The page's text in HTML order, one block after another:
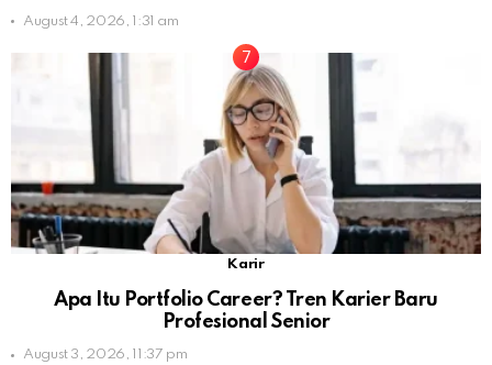
August 4, 2026, 1:31 am
Karir
Apa Itu Portfolio Career? Tren Karier Baru
Profesional Senior
August 3, 2026, 11:37 pm